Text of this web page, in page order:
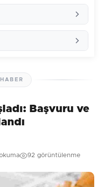
İlk yorumu siz yapın!
Başvuru ve
92 görüntülenme